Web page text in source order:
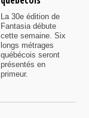
La 30e édition de
Fantasia débute
cette semaine. Six
longs métrages
québécois seront
présentés en
primeur.